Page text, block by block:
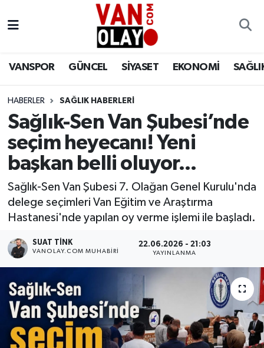
VANSPOR GÜNCEL SİYASET EKONOMİ
HABERLER SAĞLIK HABERLERİ
Sağlık-Sen Van Şubesi’nde
seçim heyecanı! Yeni
başkan belli oluyor...
Sağlık-Sen Van Şubesi 7. Olağan Genel Kurulu'nda
delege seçimleri Van Eğitim ve Araştırma
Hastanesi'nde yapılan oy verme işlemi ile başladı.
SUAT TINK
VANOLAY.COM MUHABIRI
22.06.2026 - 21:03
YAYINLANMA
Siyaset
Ekonomi
Sağlık
Bilim & Teknoloji
Dünya
RESMİ İLANLAR
Van Nöbetçi Eczaneler
Van Namaz Vakitleri
Van Trafik Yoğunluk Haritası
Süper Lig Puan Durumu ve Fikstür
Tüm Manşetler
Son Dakika Haberleri
Haber Arşivi